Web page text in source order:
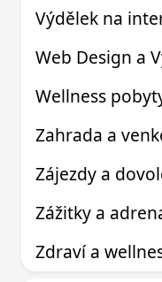
Výdělek na
Web Design a
Wellness
Zahrada a
Zájezdy a
Zážitky a
Zdraví a